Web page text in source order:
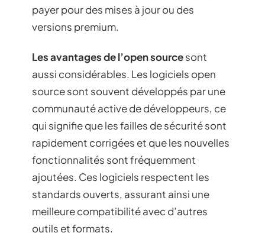
payer pour des mises à jour ou des
versions premium.
Les avantages de l’open sourcesont
aussi considérables. Les logiciels open
source sont souvent développés par une
communauté active de développeurs, ce
qui signifie que les failles de sécurité sont
rapidement corrigées et que les nouvelles
fonctionnalités sont fréquemment
ajoutées. Ces logiciels respectent les
standards ouverts, assurant ainsi une
meilleure compatibilité avec d’autres
outils et formats.